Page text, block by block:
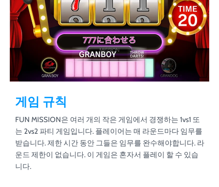
게임 규칙
FUN MISSION은 여러 개의 작은 게임에서 경쟁하는 1vs1 또
는 2vs2 파티 게임입니다. 플레이어는 매 라운드마다 임무를
받습니다. 제한 시간 동안 그들은 임무를 완수해야합니다. 라
운드 제한이 없습니다. 이 게임은 혼자서 플레이 할 수 있습
니다.